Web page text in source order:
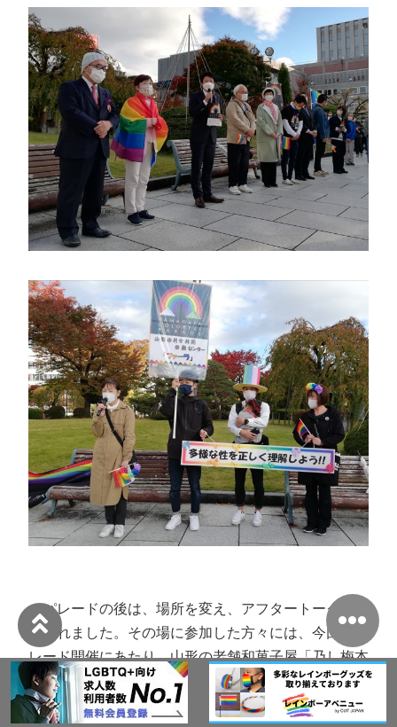
パレードの後は、場所を変え、アフタートークも行
なわれました。その場に参加した方々には、今回のパ
レード開催にあたり、山形の老舗和菓子屋「乃し梅本
舗 佐藤屋」に特注した「虹ノムコウ」というお菓子
もプレゼントされたそうです。